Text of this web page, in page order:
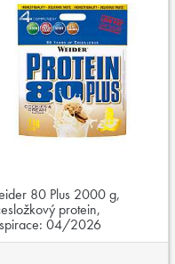
80 Plus 2000 g,
protein,
04/2026